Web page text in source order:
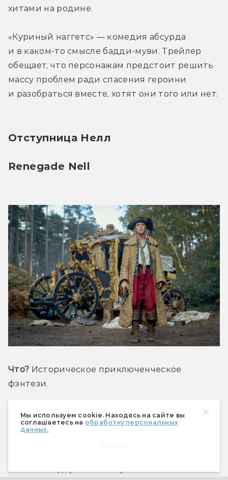
Мы используем cookie. Находясь на сайте вы
соглашаетесь на обработку персональных
данных.
хитами на родине.
«Куриный наггетс» — комедия абсурда
и в каком-то смысле бадди-муви. Трейлер
обещает, что персонажам предстоит решить
массу проблем ради спасения героини
Отступница Нелл
Renegade Nell
Что? Историческое приключенческое
фэнтези.
Когда и где? С 29 марта на Disney+.